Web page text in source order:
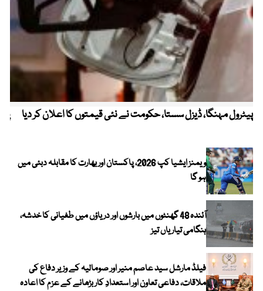
پیٹرول مہنگا، ڈیزل سستا، حکومت نے نئی قیمتوں کا اعلان کر دیا
ویمنز ایشیا کپ 2026، پاکستان اور بھارت کا مقابلہ دبئی میں
ہو گا
آئندہ 48 گھنٹوں میں بارشوں اور دریاؤں میں طغیانی کا خدشہ،
ہنگامی تیاریاں تیز
فیلڈ مارشل سید عاصم منیر اور صومالیہ کے وزیر دفاع کی
ملاقات، دفاعی تعاون اور استعدادِ کار بڑھانے کے عزم کا اعادہ